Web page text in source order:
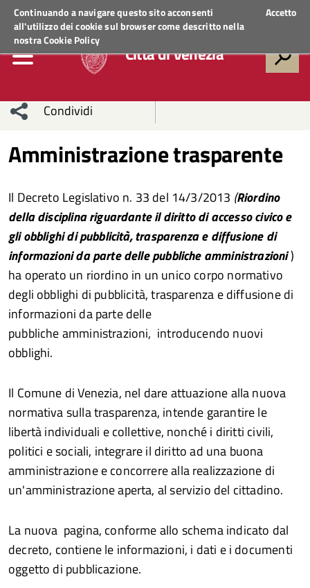
Continuando a navigare questo sito acconsenti
all'utilizzo dei cookie sul browser come descritto nella
nostraCookie Policy
Accetto
Regione VenetoACCEDI AI SERVIZI
Città di Venezia
Condividi
network
Condividi
Condividi
Facebook
su
Twitter
Condividi
su
Facebook
Condividi
su
Whatsapp
Amministrazione trasparente
Il Decreto Legislativo n. 33 del 14/3/2013 (Riordino
della disciplina riguardante il diritto di accesso civico e
gli obblighi di pubblicità, trasparenza e diffusione di
informazioni da parte delle pubbliche amministrazioni)
ha operato un riordino in un unico corpo normativo
degli obblighi di pubblicità, trasparenza e diffusione di
informazioni da parte delle
pubbliche amministrazioni, introducendo nuovi
obblighi.
Il Comune di Venezia, nel dare attuazione alla nuova
normativa sulla trasparenza, intende garantire le
libertà individuali e collettive, nonché i diritti civili,
politici e sociali, integrare il diritto ad una buona
amministrazione e concorrere alla realizzazione di
un'amministrazione aperta, al servizio del cittadino.
La nuova pagina, conforme allo schema indicato dal
decreto, contiene le informazioni, i dati e i documenti
oggetto di pubblicazione.